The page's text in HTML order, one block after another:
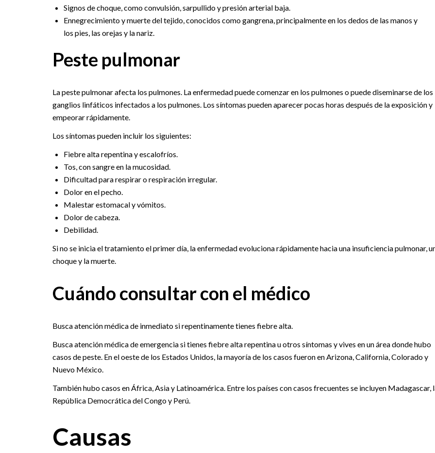
Signos de choque, como convulsión, sarpullido y presión arterial baja.
Ennegrecimiento y muerte del tejido, conocidos como gangrena, principalmente en los dedos de las manos y
los pies, las orejas y la nariz.
Peste pulmonar
La peste pulmonar afecta los pulmones. La enfermedad puede comenzar en los pulmones o puede diseminarse de los
ganglios linfáticos infectados a los pulmones. Los síntomas pueden aparecer pocas horas después de la exposición y
empeorar rápidamente.
Los síntomas pueden incluir los siguientes:
Fiebre alta repentina y escalofríos.
Tos, con sangre en la mucosidad.
Dificultad para respirar o respiración irregular.
Dolor en el pecho.
Malestar estomacal y vómitos.
Dolor de cabeza.
Debilidad.
Si no se inicia el tratamiento el primer día, la enfermedad evoluciona rápidamente hacia una insuficiencia pulmonar,
choque y la muerte.
Cuándo consultar con el médico
Busca atención médica de inmediato si repentinamente tienes fiebre alta.
Busca atención médica de emergencia si tienes fiebre alta repentina u otros síntomas y vives en un área donde hubo
casos de peste. En el oeste de los Estados Unidos, la mayoría de los casos fueron en Arizona, California, Colorado y
Nuevo México.
También hubo casos en África, Asia y Latinoamérica. Entre los países con casos frecuentes se incluyen Madagascar,
República Democrática del Congo y Perú.
Causas